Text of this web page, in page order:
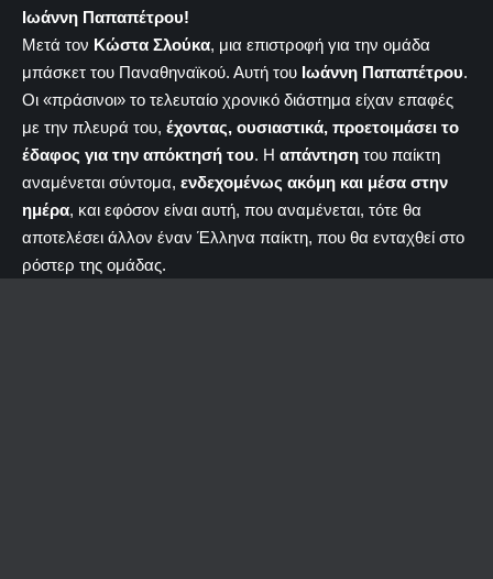
Ιωάννη Παπαπέτρου!
Μετά τον Κώστα Σλούκα, μια επιστροφή για την ομάδα
μπάσκετ του Παναθηναϊκού. Αυτή του Ιωάννη Παπαπέτρου.
Οι «πράσινοι» το τελευταίο χρονικό διάστημα είχαν επαφές
με την πλευρά του, έχοντας, ουσιαστικά, προετοιμάσει το
έδαφος για την απόκτησή του. Η απάντηση του παίκτη
αναμένεται σύντομα, ενδεχομένως ακόμη και μέσα στην
ημέρα, και εφόσον είναι αυτή, που αναμένεται, τότε θα
αποτελέσει άλλον έναν Έλληνα παίκτη, που θα ενταχθεί στο
ρόστερ της ομάδας.